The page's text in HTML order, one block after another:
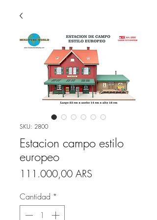
SKU: 2800
Estacion campo estilo
europeo
111.000,00 ARS
Cantidad *